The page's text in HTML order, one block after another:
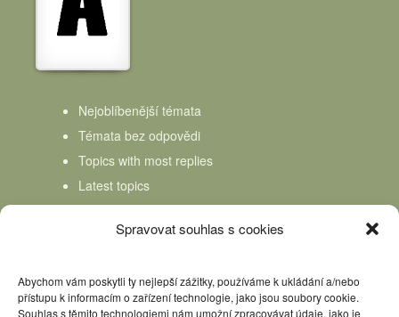
Spravovat souhlas s cookies
Abychom vám poskytli ty nejlepší zážitky, používáme k ukládání a/nebo
přístupu k informacím o zařízení technologie, jako jsou soubory cookie.
Souhlas s těmito technologiemi nám umožní zpracovávat údaje, jako je
Nejoblíbenější témata
Témata bez odpovědi
Topics with most replies
Latest topics
Topics Freshness